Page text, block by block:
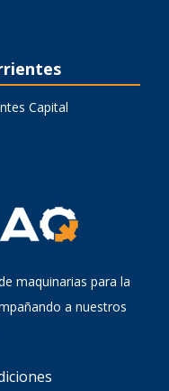
Capital
maquinarias para la
a nuestros